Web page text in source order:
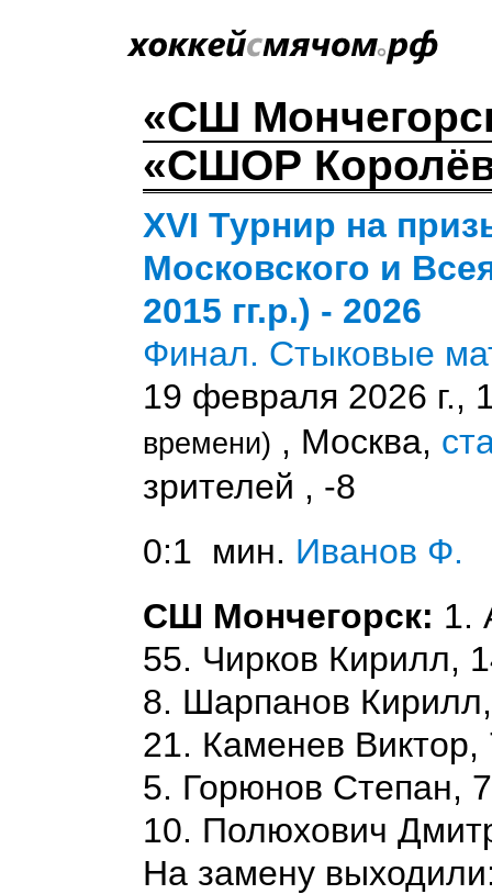
«СШ
«СШОР
XVI Турнир на
Московского и
2015 гг.р.) - 2026
Финал. Стыковые
19 февраля 2026 г.,
времени) , Москва,
зрителей , -8
0:1 мин. Иванов Ф.
СШ Мончегорск: 1.
55. Чирков Кирилл,
8. Шарпанов
21. Каменев
5. Горюнов Степан,
10. Полюхович
На замену